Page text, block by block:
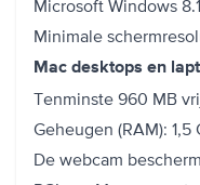
Microsoft Windows
Minimale
Mac desktops en
Tenminste 960 MB
Geheugen (RAM): 1,5
De webcam